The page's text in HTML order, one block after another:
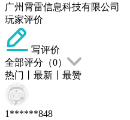
广州霄雷信息科技有限公司
玩家评价
写评价
全部评分（0）
热门
最新 最赞
1******848